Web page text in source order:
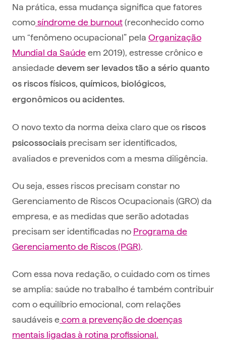
Na prática, essa mudança significa que fatores
comosíndrome de burnout(reconhecido como
um “fenômeno ocupacional” pela Organização
Mundial da Saúdeem 2019), estresse crônico e
ansiedade devem ser levados tão a sério quanto
os riscos físicos, químicos, biológicos,
ergonômicos ou acidentes.
O novo texto da norma deixa claro que os riscos
psicossociais precisam ser identificados,
avaliados e prevenidos com a mesma diligência.
Ou seja, esses riscos precisam constar no
Gerenciamento de Riscos Ocupacionais (GRO) da
empresa, e as medidas que serão adotadas
precisam ser identificadas no Programa de
Gerenciamento de Riscos (PGR).
Com essa nova redação, o cuidado com os times
se amplia: saúde no trabalho é também contribuir
com o equilíbrio emocional, com relações
saudáveis ecom a prevenção de doenças
mentais ligadas à rotina profissional.